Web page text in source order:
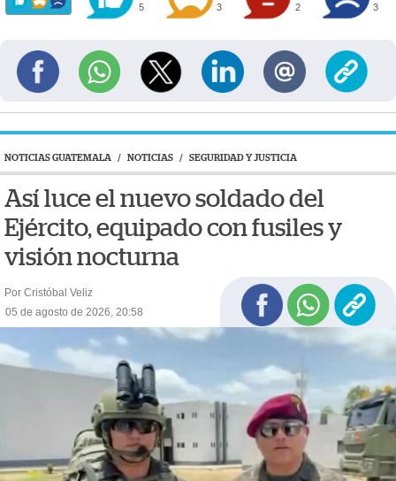
5 3 2 3
NOTICIAS GUATEMALA / NOTICIAS / SEGURIDAD Y JUSTICIA
Así luce el nuevo soldado del
Ejército, equipado con fusiles y
visión nocturna
Por Cristóbal Veliz
05 de agosto de 2026, 20:58